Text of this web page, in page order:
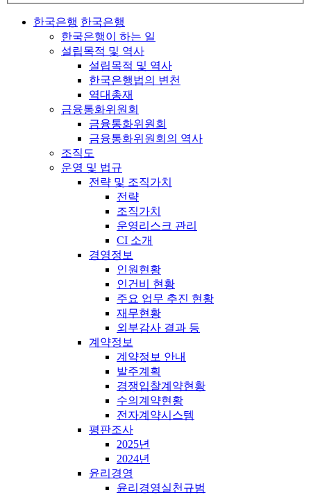
한국은행 한국은행
한국은행이 하는 일
설립목적 및 역사
설립목적 및 역사
한국은행법의 변천
역대총재
금융통화위원회
금융통화위원회
금융통화위원회의 역사
조직도
운영 및 법규
전략 및 조직가치
전략
조직가치
운영리스크 관리
CI 소개
경영정보
인원현황
인건비 현황
주요 업무 추진 현황
재무현황
외부감사 결과 등
계약정보
계약정보 안내
발주계획
경쟁입찰계약현황
수의계약현황
전자계약시스템
평판조사
2025년
2024년
윤리경영
윤리경영실천규범